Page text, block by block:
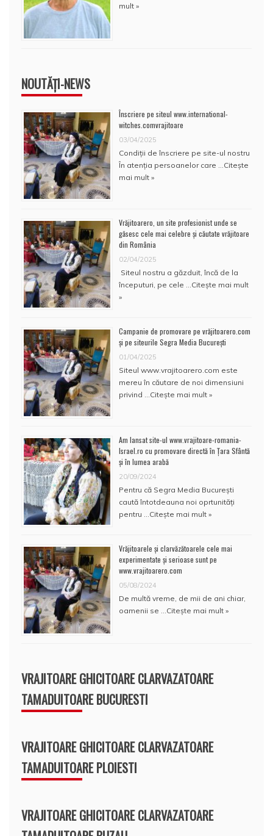
mult »
NOUTĂȚI-NEWS
Înscriere pe siteul www.international-
witches.comvrajitoare
03/04/2025
Condiţii de înscriere pe site-ul nostru
În atenţia persoanelor care … Citește
mai mult »
Vrăjitoarero, un site profesionist unde se
găsesc cele mai celebre și căutate vrăjitoare
din România
02/04/2025
Siteul nostru a găzduit, încă de la
începuturi, pe cele … Citește mai mult
»
Campanie de promovare pe vrăjitoarero.com
și pe siteurile Segra Media București
01/04/2025
Siteul www.vrajitoarero.com este
mereu în căutare de noi dimensiuni
privind … Citește mai mult »
Am lansat site-ul www.vrajitoare-romania-
Israel.ro cu promovare directă în Țara Sfântă
și în lumea arabă
20/09/2024
Pentru că Segra Media București
caută întotdeauna noi oprtunități
pentru … Citește mai mult »
Vrăjitoarele și clarvăzătoarele cele mai
experimentate și serioase sunt pe
www.vrajitoarero.com
05/08/2024
De multă vreme, de mii de ani chiar,
oamenii se … Citește mai mult »
VRAJITOARE GHICITOARE CLARVAZATOARE
TAMADUITOARE BUCURESTI
VRAJITOARE GHICITOARE CLARVAZATOARE
TAMADUITOARE PLOIESTI
VRAJITOARE GHICITOARE CLARVAZATOARE